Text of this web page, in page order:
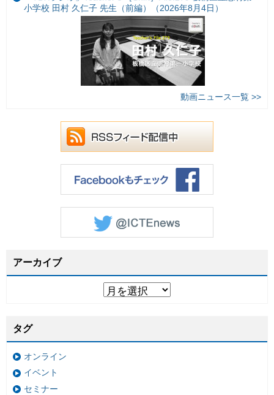
小学校 田村 久仁子 先生（前編）（2026年8月4日）
動画ニュース一覧 >>
アーカイブ
タグ
オンライン
イベント
セミナー